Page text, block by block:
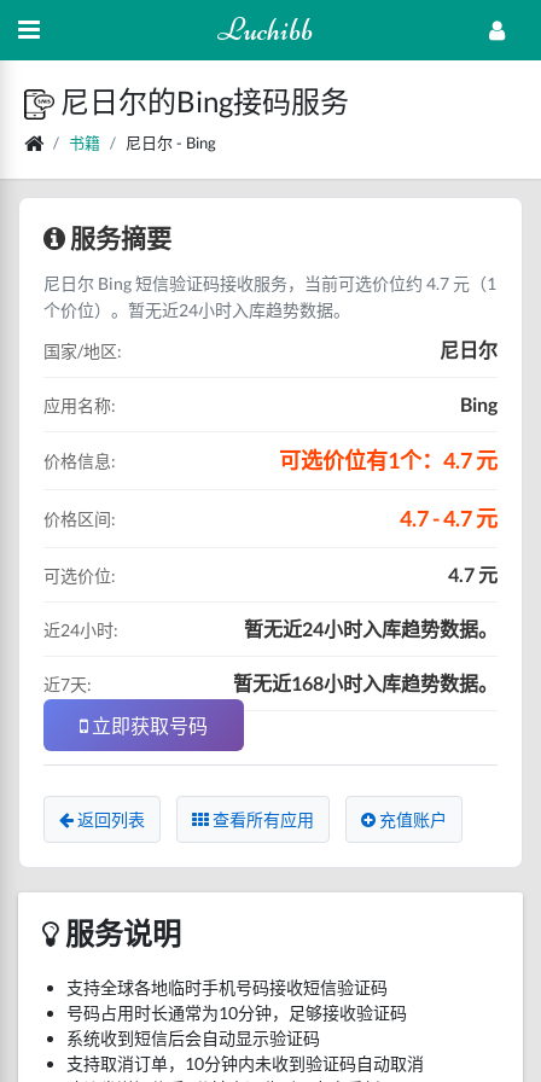
Luchibb
尼日尔的Bing接码服务
书籍 尼日尔 - Bing
服务摘要
尼日尔 Bing 短信验证码接收服务，当前可选价位约 4.7 元（1
个价位）。暂无近24小时入库趋势数据。
国家/地区:
尼日尔
应用名称: Bing
价格信息: 可选价位有1个：4.7 元
价格区间: 4.7 - 4.7 元
可选价位: 4.7 元
近24小时: 暂无近24小时入库趋势数据。
近7天:
暂无近168小时入库趋势数据。
立即获取号码
返回列表 查看所有应用 充值账户
服务说明
支持全球各地临时手机号码接收短信验证码
号码占用时长通常为10分钟，足够接收验证码
系统收到短信后会自动显示验证码
支持取消订单，10分钟内未收到验证码自动取消